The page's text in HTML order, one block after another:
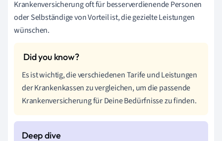
Krankenversicherung oft für besserverdienende Personen
oder Selbständige von Vorteil ist, die gezielte Leistungen
wünschen.
Es ist wichtig, die verschiedenen Tarife und Leistungen
der Krankenkassen zu vergleichen, um die passende
Krankenversicherung für Deine Bedürfnisse zu finden.